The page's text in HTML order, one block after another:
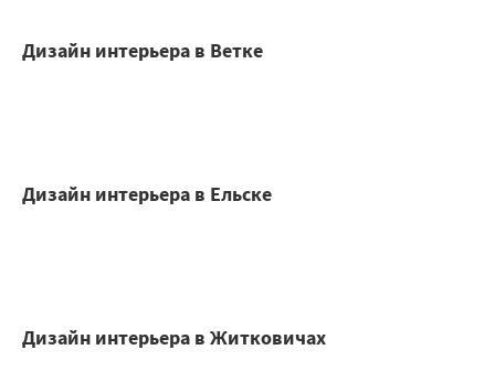
Дизайн интерьера в Ветке
Дизайн интерьера в Ельске
Дизайн интерьера в Житковичах